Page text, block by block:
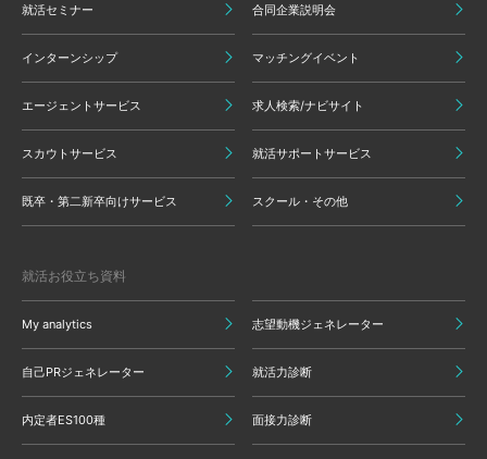
就活セミナー 合同企業説明会
インターンシップ マッチングイベント
エージェントサービス 求人検索/ナビサイト
スカウトサービス 就活サポートサービス
既卒・第二新卒向けサービス スクール・その他
就活お役立ち資料
My analytics 志望動機ジェネレーター
自己PRジェネレーター 就活力診断
内定者ES100種 面接力診断